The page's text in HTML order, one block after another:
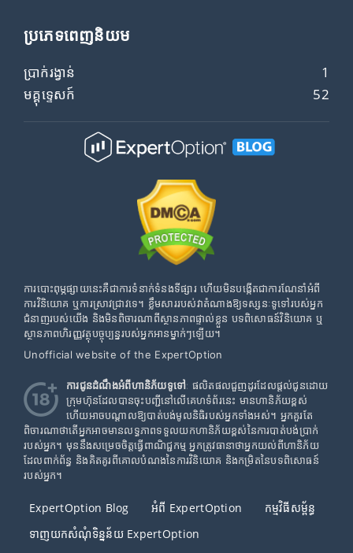
ប្រភេទពេញនិយម
ប្រាក់រង្វាន់
1
មគ្គុទ្ទេសក៍
52
ការបោះពុម្ភផ្សាយនេះគឺជាការទំនាក់ទំនងទីផ្សារ ហើយមិនបង្កើតជាការណែនាំអំពី
ការវិនិយោគ ឬការស្រាវជ្រាវទេ។ ខ្លឹមសាររបស់វាតំណាងឱ្យទស្សនៈទូទៅរបស់អ្នក
ជំនាញរបស់យើង និងមិនពិចារណាពីស្ថានភាពផ្ទាល់ខ្លួន បទពិសោធន៍វិនិយោគ ឬ
ស្ថានភាពហិរញ្ញវត្ថុបច្ចុប្បន្នរបស់អ្នកអានម្នាក់ៗឡើយ។
Unofficial website of the ExpertOption
ការជូនដំណឹងអំពីហានិភ័យទូទៅ: ផលិតផលជួញដូរដែលផ្តល់ជូនដោយ
ក្រុមហ៊ុនដែលបានចុះបញ្ជីនៅលើគេហទំព័រនេះ មានហានិភ័យខ្ពស់
ហើយអាចបណ្តាលឱ្យបាត់បង់មូលនិធិរបស់អ្នកទាំងអស់។ អ្នកគួរតែ
ពិចារណាថាតើអ្នកអាចមានលទ្ធភាពទទួលយកហានិភ័យខ្ពស់នៃការបាត់បង់ប្រាក់
របស់អ្នក។ មុននឹងសម្រេចចិត្តធ្វើពាណិជ្ជកម្ម អ្នកត្រូវធានាថាអ្នកយល់ពីហានិភ័យ
ដែលពាក់ព័ន្ធ និងគិតគូរពីគោលបំណងនៃការវិនិយោគ និងកម្រិតនៃបទពិសោធន៍
របស់អ្នក។
ExpertOption Blog អំពី ExpertOption
កម្មវិធីសម្ព័ន្ធ
ទាញយកសំណុំទិន្នន័យ ExpertOption